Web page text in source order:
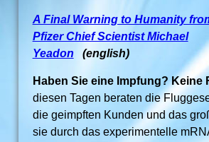
A Final Warning to Humanity
Pfizer Chief Scientist Michael
Yeadon (english)
Haben Sie eine Impfung? Keine
diesen Tagen beraten die
die geimpften Kunden und das
sie durch das experimentelle